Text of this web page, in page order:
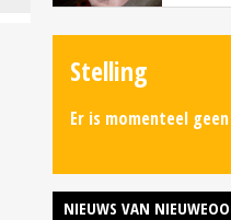
Stelling
Er is momenteel
NIEUWS VAN